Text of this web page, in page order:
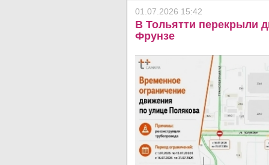
01.07.2026 15:42
В Тольятти перекрыли
Фрунзе